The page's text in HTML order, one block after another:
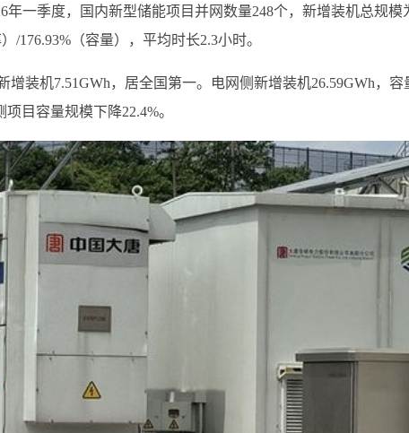
年一季度，国内新型储能项目并网数量248个，新增装机总规模
/176.93%（容量），平均时长2.3小时。
装机7.51GWh，居全国第一。电网侧新增装机26.59GWh，容
目容量规模下降22.4%。